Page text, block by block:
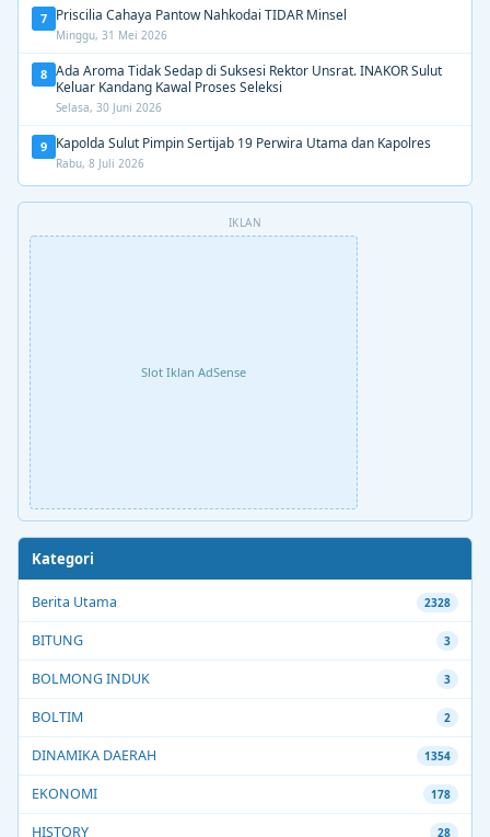
7 Priscilia Cahaya Pantow Nahkodai TIDAR Minsel
Minggu, 31 Mei 2026
8 Ada Aroma Tidak Sedap di Suksesi Rektor Unsrat. INAKOR Sulut
Keluar Kandang Kawal Proses Seleksi
Selasa, 30 Juni 2026
9 Kapolda Sulut Pimpin Sertijab 19 Perwira Utama dan Kapolres
Rabu, 8 Juli 2026
IKLAN
Slot Iklan AdSense
Kategori
Berita Utama 2328
BITUNG 3
BOLMONG INDUK 3
BOLTIM 2
DINAMIKA DAERAH 1354
EKONOMI 178
HISTORY 28